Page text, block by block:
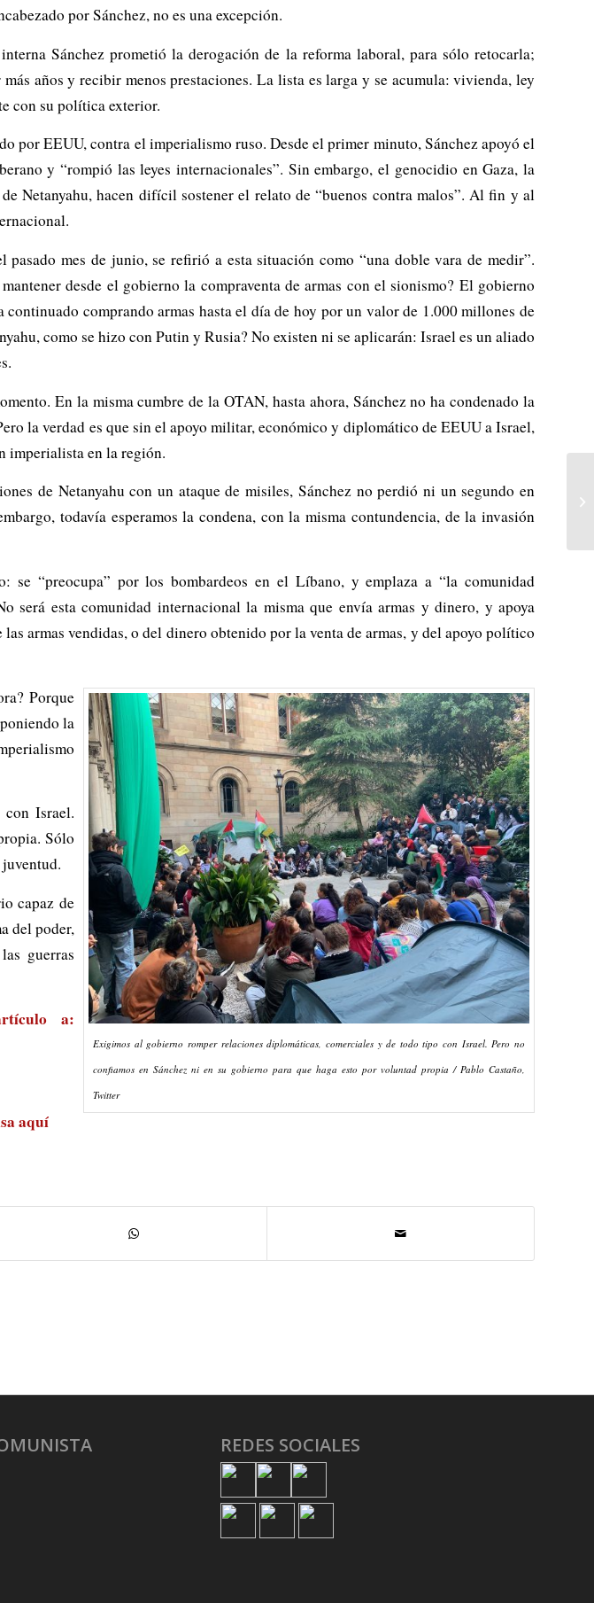
por Sánchez, no es una excepción.
Sánchez prometió la derogación de la reforma laboral, para sólo retocarla;
años y recibir menos prestaciones. La lista es larga y se acumula: vivienda, ley
con su política exterior.
por EEUU, contra el imperialismo ruso. Desde el primer minuto, Sánchez apoyó el
y “rompió las leyes internacionales”. Sin embargo, el genocidio en Gaza, la
Netanyahu, hacen difícil sostener el relato de “buenos contra malos”. Al fin y al
mes de junio, se refirió a esta situación como “una doble vara de medir”.
desde el gobierno la compraventa de armas con el sionismo? El gobierno
comprando armas hasta el día de hoy por un valor de 1.000 millones de
como se hizo con Putin y Rusia? No existen ni se aplicarán: Israel es un aliado
En la misma cumbre de la OTAN, hasta ahora, Sánchez no ha condenado la
la verdad es que sin el apoyo militar, económico y diplomático de EEUU a Israel,
imperialista en la región.
de Netanyahu con un ataque de misiles, Sánchez no perdió ni un segundo en
todavía esperamos la condena, con la misma contundencia, de la invasión
se “preocupa” por los bombardeos en el Líbano, y emplaza a “la comunidad
será esta comunidad internacional la misma que envía armas y dinero, y apoya
armas vendidas, o del dinero obtenido por la venta de armas, y del apoyo político
Exigimos al gobierno romper relaciones diplomáticas, comerciales y de todo tipo con Israel. Pero no
confiamos en Sánchez ni en su gobierno para que haga esto por voluntad propia / Pablo Castaño,
Twitter
Porque
la
Israel.
Sólo
capaz de
del poder,
guerras
a:
aquí
REDES SOCIALES